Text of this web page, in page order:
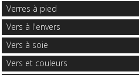
Verres à pied
Vers à l'envers
Vers à soie
Vers et couleurs